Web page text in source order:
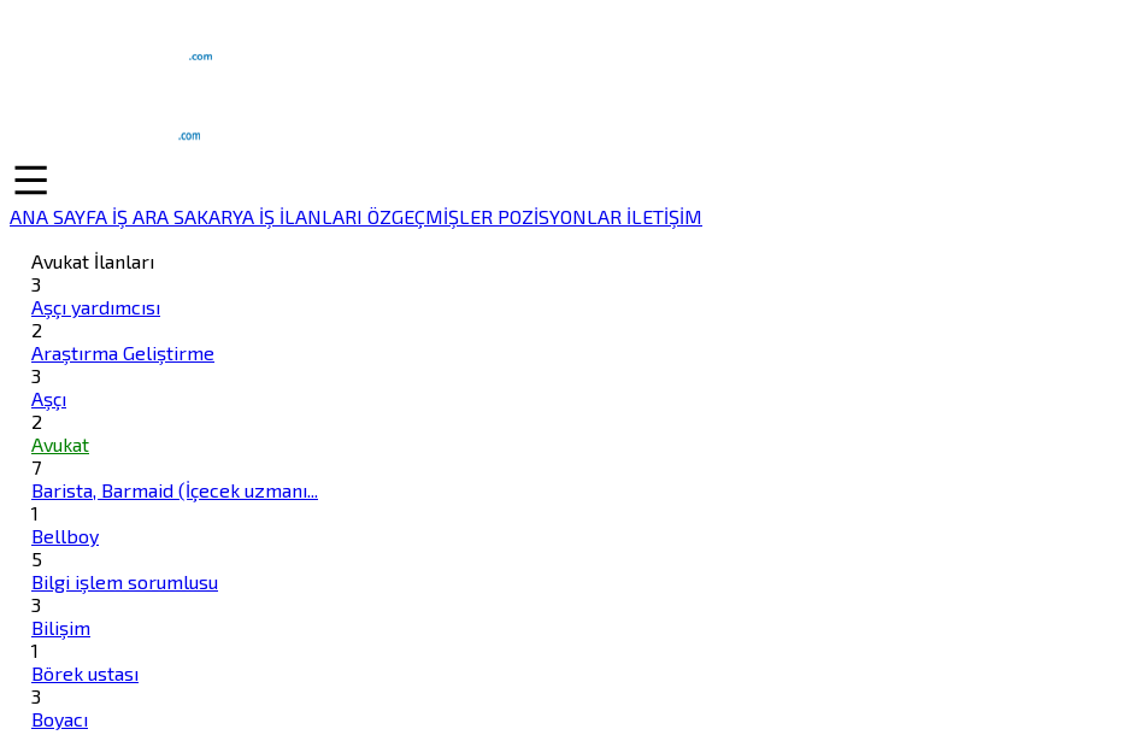
ANA SAYFA İŞ ARA SAKARYA İŞ İLANLARI ÖZGEÇMİŞLER POZİSYONLAR İLETİŞİM
Avukat İlanları
3
Aşçı yardımcısı
2
Araştırma Geliştirme
3
Aşçı
2
Avukat
7
Barista, Barmaid (İçecek uzmanı...
1
Bellboy
5
Bilgi işlem sorumlusu
3
Bilişim
1
Börek ustası
3
Boyacı